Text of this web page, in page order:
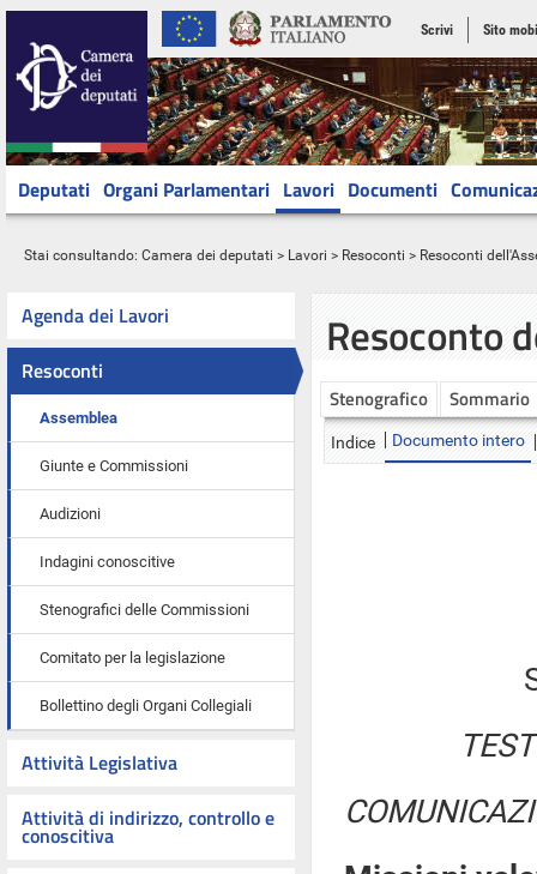
Scrivi Sito
Deputati Organi Parlamentari Lavori Documenti
Stai consultando: Camera dei deputati > Lavori > Resoconti > Resoconti
Agenda dei Lavori
Resoconti
Assemblea
Giunte e Commissioni
Audizioni
Indagini conoscitive
Stenografici delle Commissioni
Comitato per la legislazione
Bollettino degli Organi Collegiali
Attività Legislativa
Attività di indirizzo, controllo e
conoscitiva
Resoconto
Stenografico Sommario
Indice Documento intero